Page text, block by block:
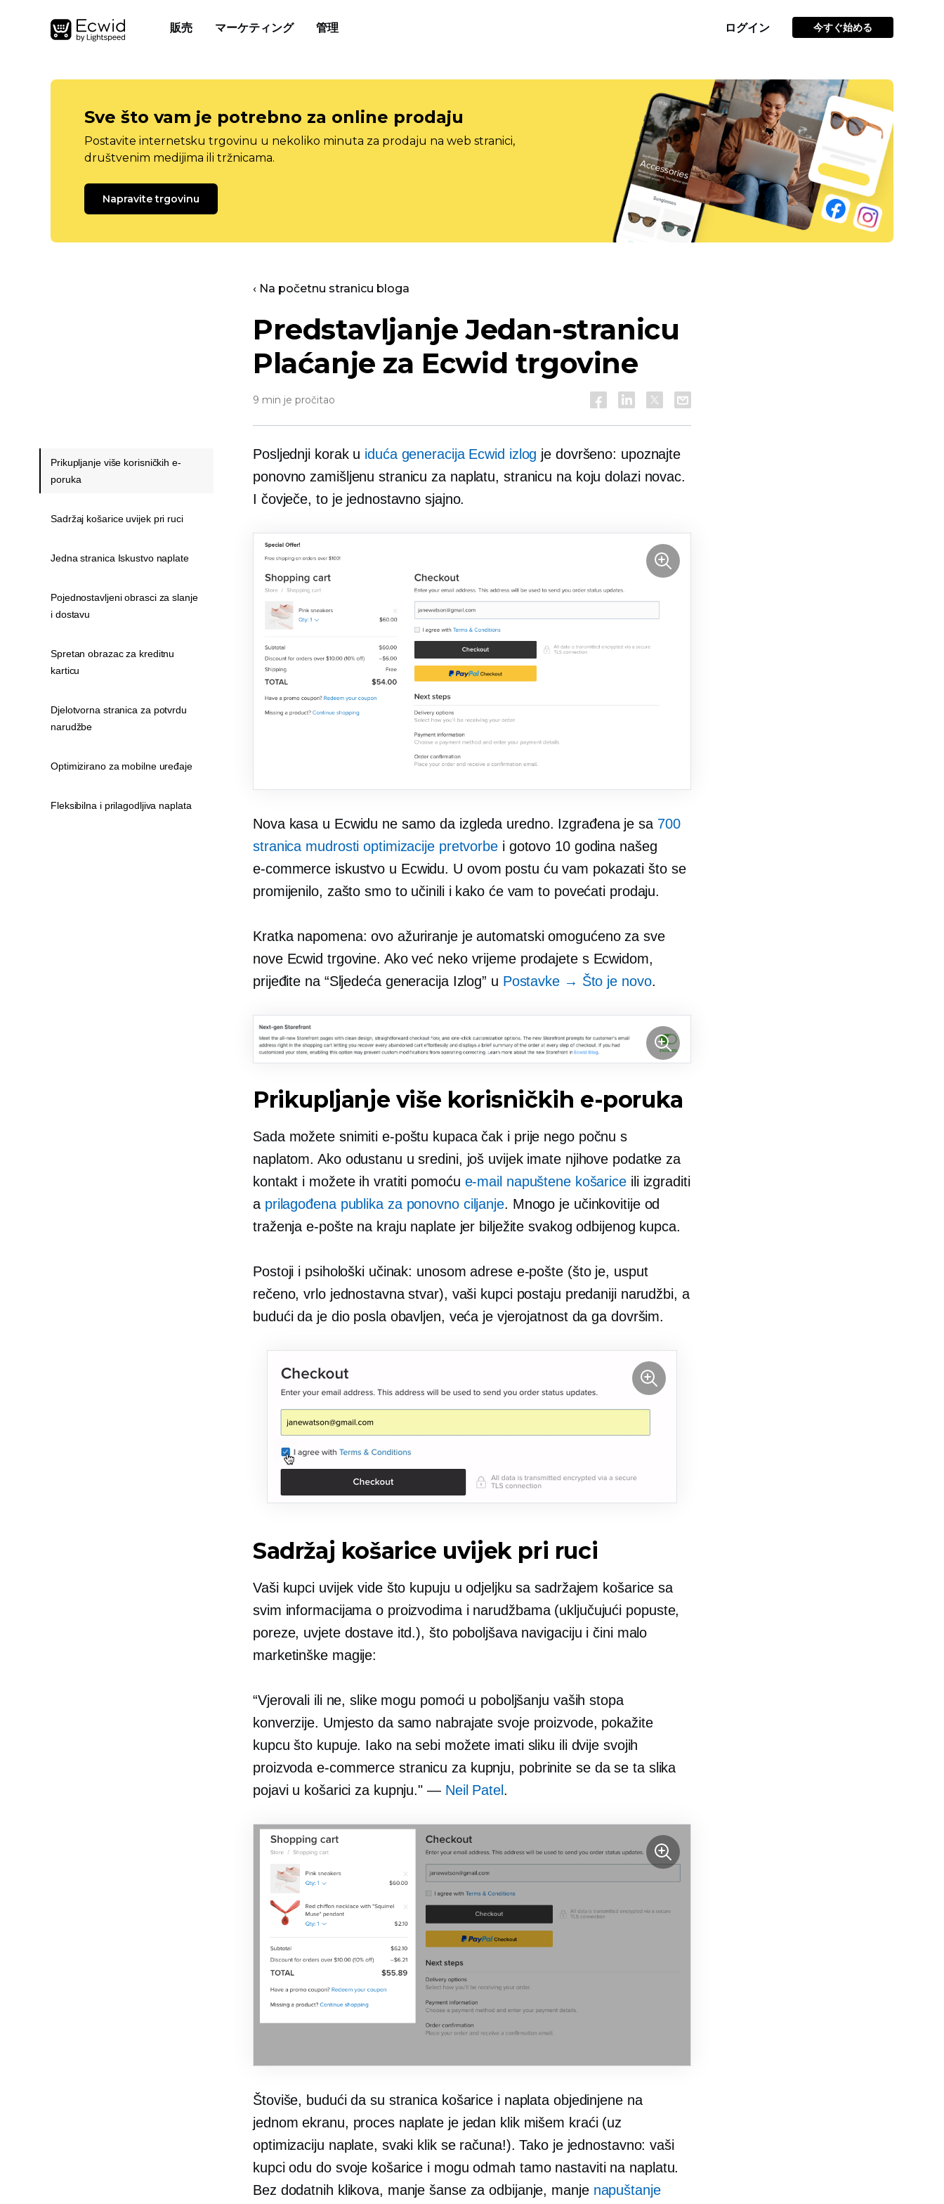
販売 マーケティング 管理 ログイン 今すぐ始める
Sve što vam je potrebno za online prodaju
Postavite internetsku trgovinu u nekoliko minuta za prodaju na web stranici,
društvenim medijima ili tržnicama.
Napravite trgovinu
‹ Na početnu stranicu bloga
PredstavljanjeJedan-stranicu
Plaćanje za Ecwid trgovine
9 min je pročitao
Posljednji korak u iduća generacijaEcwid izlog je dovršeno: upoznajte
ponovno zamišljenu stranicu za naplatu, stranicu na koju dolazi novac.
I čovječe, to je jednostavno sjajno.
Nova kasa u Ecwidu ne samo da izgleda uredno. Izgrađena je sa 700
stranica mudrosti optimizacije pretvorbe i gotovo 10 godina našeg
e-commerce iskustvo u Ecwidu. U ovom postu ću vam pokazati što se
promijenilo, zašto smo to učinili i kako će vam to povećati prodaju.
Kratka napomena: ovo ažuriranje je automatski omogućeno za sve
nove Ecwid trgovine. Ako već neko vrijeme prodajete s Ecwidom,
prijeđite na “Sljedeća generacijaIzlog” u Postavke → Što je novo.
Prikupljanje više korisničkih e-poruka
Sada možete snimiti e-poštu kupaca čak i prije nego počnu s
naplatom. Ako odustanu u sredini, još uvijek imate njihove podatke za
kontakt i možete ih vratiti pomoću e-mail napuštene košarice ili izgraditi
a prilagođena publika za ponovno ciljanje. Mnogo je učinkovitije od
traženja e-pošte na kraju naplate jer bilježite svakog odbijenog kupca.
Postoji i psihološki učinak: unosom adrese e-pošte (što je, usput
rečeno, vrlo jednostavna stvar), vaši kupci postaju predaniji narudžbi, a
budući da je dio posla obavljen, veća je vjerojatnost da ga dovršim.
Sadržaj košarice uvijek pri ruci
Vaši kupci uvijek vide što kupuju u odjeljku sa sadržajem košarice sa
svim informacijama o proizvodima i narudžbama (uključujući popuste,
poreze, uvjete dostave itd.), što poboljšava navigaciju i čini malo
marketinške magije:
“Vjerovali ili ne, slike mogu pomoći u poboljšanju vaših stopa
konverzije. Umjesto da samo nabrajate svoje proizvode, pokažite
kupcu što kupuje. Iako na sebi možete imati sliku ili dvije svojih
proizvodae-commerce stranicu za kupnju, pobrinite se da se ta slika
pojavi u košarici za kupnju." — Neil Patel .
Štoviše, budući da su stranica košarice i naplata objedinjene na
jednom ekranu, proces naplate je jedan klik mišem kraći (uz
optimizaciju naplate, svaki klik se računa!). Tako je jednostavno: vaši
kupci odu do svoje košarice i mogu odmah tamo nastaviti na naplatu.
Bez dodatnih klikova, manje šanse za odbijanje, manje napuštanje
Prikupljanje više korisničkih e-
poruka
Sadržaj košarice uvijek pri ruci
Jedna stranica Iskustvo naplate
Pojednostavljeni obrasci za slanje
i dostavu
Spretan obrazac za kreditnu
karticu
Djelotvorna stranica za potvrdu
narudžbe
Optimizirano za mobilne uređaje
Fleksibilna i prilagodljiva naplata